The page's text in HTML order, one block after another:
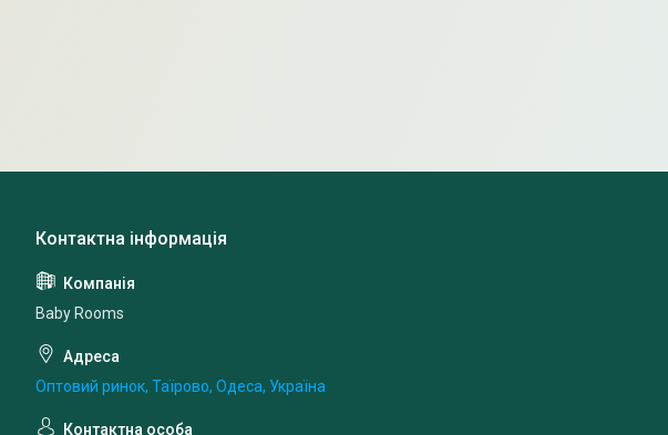
Baby Rooms
Оптовий ринок, Таїрово, Одеса, Україна